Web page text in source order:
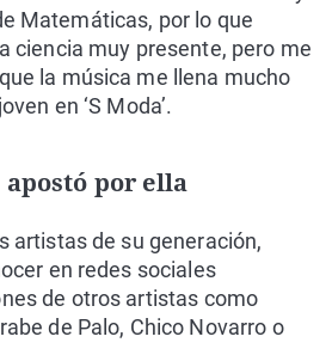
Matemáticas, por lo que
ciencia muy presente, pero me
la música me llena mucho
en ‘S Moda’.
por ella
artistas de su generación,
en redes sociales
de otros artistas como
de Palo, Chico Novarro o